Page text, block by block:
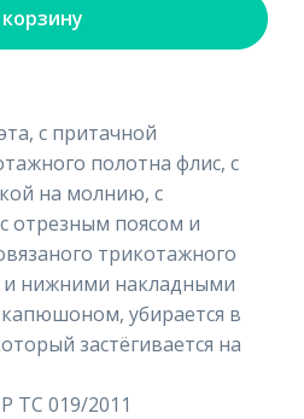
с притачной
полотна флис, с
на молнию, с
отрезным поясом и
трикотажного
и нижними накладными
убирается в
застёгивается на
ТС 019/2011